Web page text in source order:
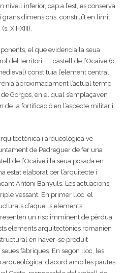
nivell inferior, cap a l’est, es conserva
dimensions, construït en límit
XII-XIII).
el que evidencia la seua
del territori. El castell de l’Ocaive (o
constituïa l’element central
aproximadament l’actual terme
Gorgos, en el qual s’emplaçaven
de la fortificació en l’aspecte militar i
i arqueològica ve
de Pedreguer de fer una
de l’Ocaive i la seua posada en
estat elaborat per l’arquitecte i
Antoni Banyuls. Les actuacions
vessant. En primer lloc, el
d’aquells elements
un risc imminent de pèrdua
elements arquitectònics romanien
en haver-se produït
fàbriques. En segon lloc, les
d’acord amb les pautes